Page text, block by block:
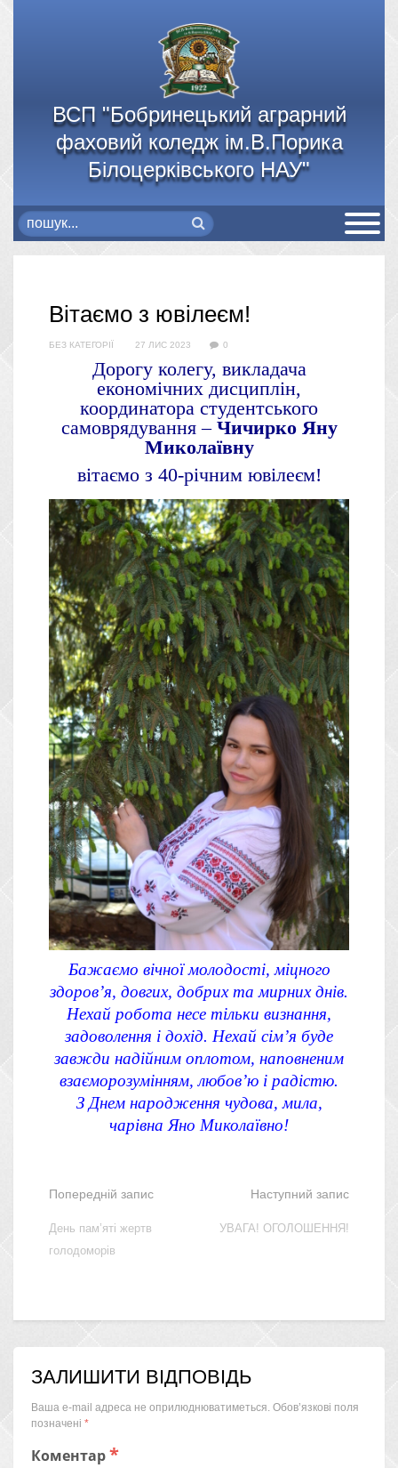
ВСП "Бобринецький аграрний
фаховий коледж ім.В.Порика
Білоцерківського НАУ"
Вітаємо з ювілеєм!
БЕЗ КАТЕГОРІЇ 27 ЛИС 2023 0
Дорогу колегу, викладача
економічних дисциплін,
координатора студентського
самоврядування – Чичирко Яну
Миколаївну
вітаємо з 40-річним ювілеєм!
Бажаємо вічної молодості, міцного
здоров’я, довгих, добрих та мирних днів.
Нехай робота несе тільки визнання,
задоволення і дохід. Нехай сім’я буде
завжди надійним оплотом, наповненим
взаєморозумінням, любов’ю і радістю.
З Днем народження чудова, мила,
чарівна Яно Миколаївно!
Попередній запис
День пам’яті жертв
голодоморів
Наступний запис
УВАГА! ОГОЛОШЕННЯ!
ЗАЛИШИТИ ВІДПОВІДЬ
Ваша e-mail адреса не оприлюднюватиметься. Обов’язкові поля
позначені *
Коментар*